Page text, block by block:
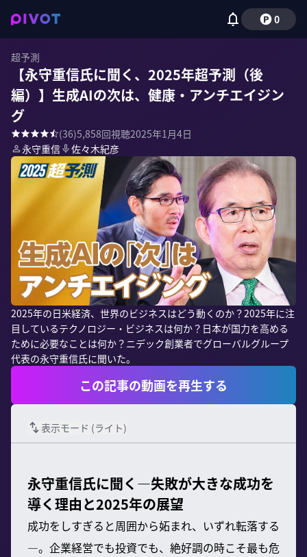
0
超予測
【永守重信氏に聞く、2025年超予測（後
編）】生成AIの次は、健康・アンチエイジン
グ
(36)5,858回視聴2025年1月4日
永守重信
佐々木紀彦
2025年の日米経済、世界のビジネスはどう動くのか？2025年に注
目しているテクノロジー・ビジネスは何か？日本が国力を高める
ために必要なことは何か？ニデック創業者でグローバルグループ
代表の永守重信氏に聞いた。
この記事の動画を再生する
表示モード (ライト)
永守重信氏に聞く—失敗が大きな成功を
導く理由と2025年の展望
成功をしすぎると周囲から妬まれ、いずれ転落する
—。企業経営でも投資でも、絶好調の時こそ最も危